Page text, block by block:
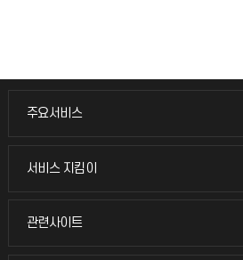
주요서비스
주요서비스
교무회의방송
서비스 지킴이
서비스 지킴이
묻고 답하기
관련사이트
관련사이트